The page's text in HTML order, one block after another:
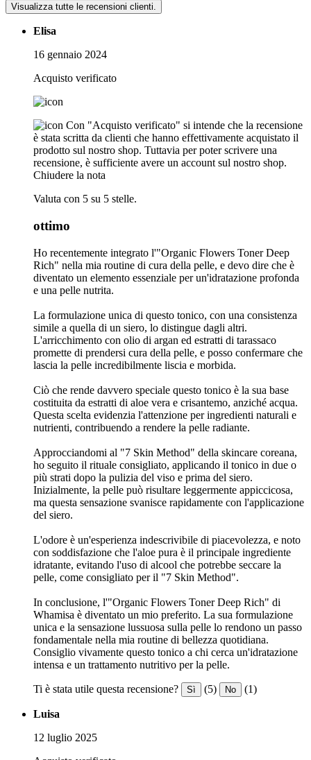
Visualizza tutte le recensioni clienti.
Elisa
16 gennaio 2024
Acquisto verificato
Con "Acquisto verificato" si intende che la recensione
è stata scritta da clienti che hanno effettivamente acquistato il
prodotto sul nostro shop. Tuttavia per poter scrivere una
recensione, è sufficiente avere un account sul nostro shop.
Chiudere la nota
Valuta con 5 su 5 stelle.
ottimo
Ho recentemente integrato l'"Organic Flowers Toner Deep
Rich" nella mia routine di cura della pelle, e devo dire che è
diventato un elemento essenziale per un'idratazione profonda
e una pelle nutrita.
La formulazione unica di questo tonico, con una consistenza
simile a quella di un siero, lo distingue dagli altri.
L'arricchimento con olio di argan ed estratti di tarassaco
promette di prendersi cura della pelle, e posso confermare che
lascia la pelle incredibilmente liscia e morbida.
Ciò che rende davvero speciale questo tonico è la sua base
costituita da estratti di aloe vera e crisantemo, anziché acqua.
Questa scelta evidenzia l'attenzione per ingredienti naturali e
nutrienti, contribuendo a rendere la pelle radiante.
Approcciandomi al "7 Skin Method" della skincare coreana,
ho seguito il rituale consigliato, applicando il tonico in due o
più strati dopo la pulizia del viso e prima del siero.
Inizialmente, la pelle può risultare leggermente appiccicosa,
ma questa sensazione svanisce rapidamente con l'applicazione
del siero.
L'odore è un'esperienza indescrivibile di piacevolezza, e noto
con soddisfazione che l'aloe pura è il principale ingrediente
idratante, evitando l'uso di alcool che potrebbe seccare la
pelle, come consigliato per il "7 Skin Method".
In conclusione, l'"Organic Flowers Toner Deep Rich" di
Whamisa è diventato un mio preferito. La sua formulazione
unica e la sensazione lussuosa sulla pelle lo rendono un passo
fondamentale nella mia routine di bellezza quotidiana.
Consiglio vivamente questo tonico a chi cerca un'idratazione
intensa e un trattamento nutritivo per la pelle.
Ti è stata utile questa recensione? Sì (5) No (1)
Luisa
12 luglio 2025